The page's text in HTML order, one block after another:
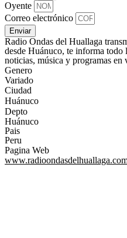
Oyente
Correo electrónico
Enviar
Radio Ondas del Huallaga
desde Huánuco, te informa todo
noticias, música y programas en
Genero
Variado
Ciudad
Huánuco
Depto
Huánuco
Pais
Peru
Pagina Web